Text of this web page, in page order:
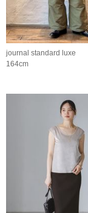
journal standard luxe
164cm